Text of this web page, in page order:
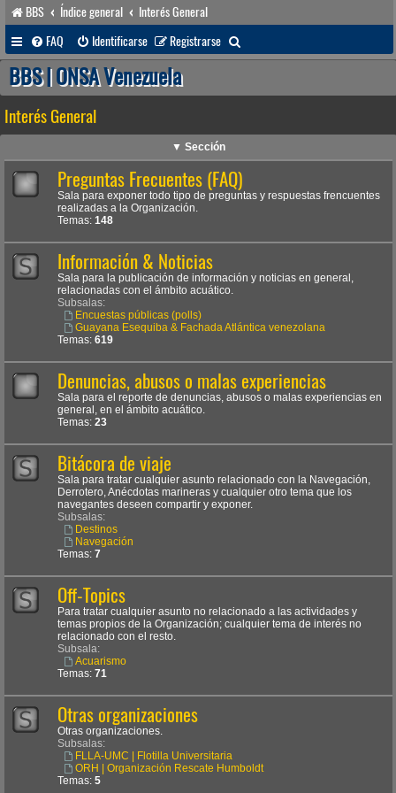
BBS Índice general
Interés General
FAQ
Identificarse Registrarse
u
a
r
BBS | ONSA Venezuela
Interés General
▼ Sección
Preguntas Frecuentes (FAQ)
Sala para exponer todo tipo de preguntas y respuestas frencuentes
realizadas a la Organización.
Temas: 148
Información & Noticias
Sala para la publicación de información y noticias en general,
relacionadas con el ámbito acuático.
Subsalas:
Encuestas públicas (polls)
Guayana Esequiba & Fachada Atlántica venezolana
Temas: 619
Denuncias, abusos o malas experiencias
Sala para el reporte de denuncias, abusos o malas experiencias en
general, en el ámbito acuático.
Temas: 23
Bitácora de viaje
Sala para tratar cualquier asunto relacionado con la Navegación,
Derrotero, Anécdotas marineras y cualquier otro tema que los
navegantes deseen compartir y exponer.
Subsalas:
Destinos
Navegación
Temas: 7
Off-Topics
Para tratar cualquier asunto no relacionado a las actividades y
temas propios de la Organización; cualquier tema de interés no
relacionado con el resto.
Subsala:
Acuarismo
Temas: 71
Otras organizaciones
Otras organizaciones.
Subsalas:
FLLA-UMC | Flotilla Universitaria
ORH | Organización Rescate Humboldt
Temas: 5